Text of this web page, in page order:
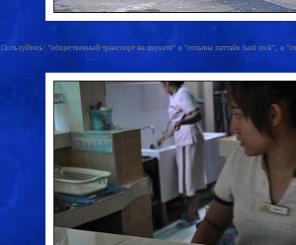
Пользуйтесь: "общественный транспорт на пхукете" и "отзывы паттайя hard rock", и